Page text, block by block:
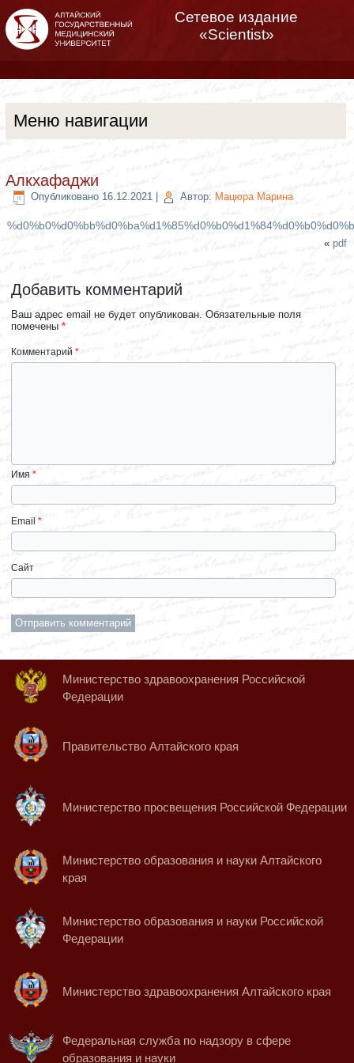
Сетевое издание
«Scientist»
Меню навигации
Алкхафаджи
Опубликовано 16.12.2021 Автор: Мацюра Марина
«pdf
Добавить комментарий
Ваш адрес email не будет опубликован. Обязательные поля
помечены*
Комментарий*
Имя*
Email*
Сайт
Министерство здравоохранения Российской
Федерации
Правительство Алтайского края
Министерство просвещения Российской Федерации
Министерство образования и науки Алтайского
края
Министерство образования и науки Российской
Федерации
Министерство здравоохранения Алтайского края
Федеральная служба по надзору в сфере
образования и науки